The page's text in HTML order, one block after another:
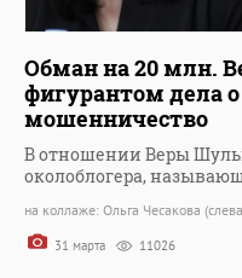
Обман на 20 млн.
фигурантом дела
мошенничество
В отношении Веры
околоблогера,
на коллаже: Ольга Чесакова
31 марта 11026